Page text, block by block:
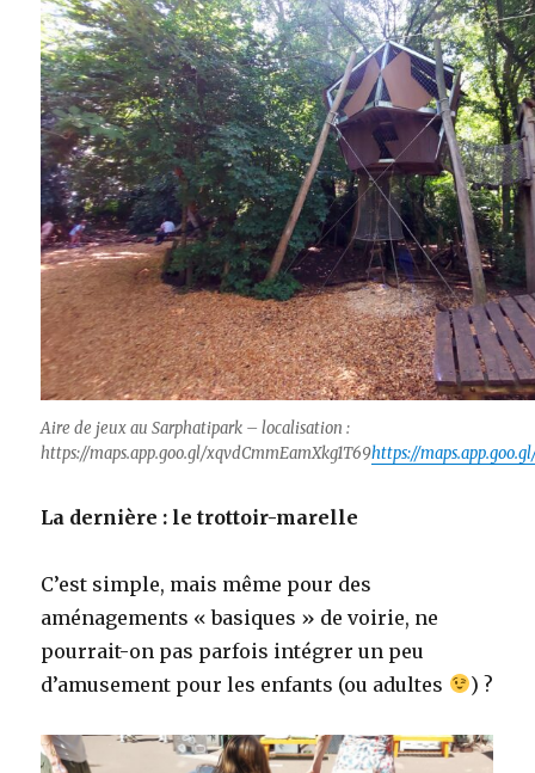
Aire de jeux au Sarphatipark – localisation :
https://maps.app.goo.gl/xqvdCmmEamXkg1T69https://
La dernière : le trottoir-marelle
C’est simple, mais même pour des
aménagements « basiques » de voirie, ne
pourrait-on pas parfois intégrer un peu
d’amusement pour les enfants (ou adultes
) ?